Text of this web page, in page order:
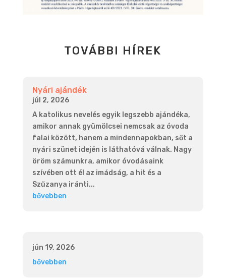
TOVÁBBI HÍREK
Nyári ajándék
júl 2, 2026
A katolikus nevelés egyik legszebb ajándéka,
amikor annak gyümölcsei nemcsak az óvoda
falai között, hanem a mindennapokban, sőt a
nyári szünet idején is láthatóvá válnak. Nagy
öröm számunkra, amikor óvodásaink
szívében ott él az imádság, a hit és a
Szűzanya iránti...
bővebben
jún 19, 2026
bővebben